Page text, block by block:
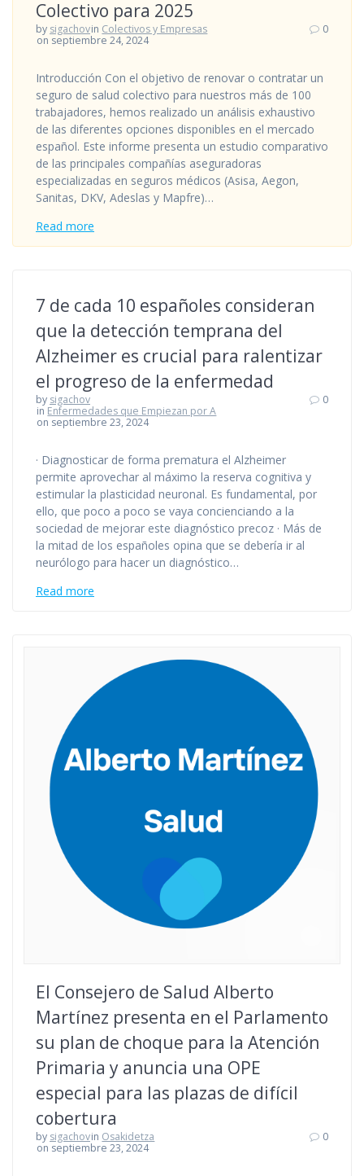
Colectivo para 2025
by sigachovin Colectivos y Empresas
on septiembre 24, 2024
0
Introducción Con el objetivo de renovar o contratar un
seguro de salud colectivo para nuestros más de 100
trabajadores, hemos realizado un análisis exhaustivo
de las diferentes opciones disponibles en el mercado
español. Este informe presenta un estudio comparativo
de las principales compañías aseguradoras
especializadas en seguros médicos (Asisa, Aegon,
Sanitas, DKV, Adeslas y Mapfre)…
Read more
7 de cada 10 españoles consideran
que la detección temprana del
Alzheimer es crucial para ralentizar
el progreso de la enfermedad
by sigachov
in Enfermedades que Empiezan por A
on septiembre 23, 2024
0
· Diagnosticar de forma prematura el Alzheimer
permite aprovechar al máximo la reserva cognitiva y
estimular la plasticidad neuronal. Es fundamental, por
ello, que poco a poco se vaya concienciando a la
sociedad de mejorar este diagnóstico precoz · Más de
la mitad de los españoles opina que se debería ir al
neurólogo para hacer un diagnóstico…
Read more
El Consejero de Salud Alberto
Martínez presenta en el Parlamento
su plan de choque para la Atención
Primaria y anuncia una OPE
especial para las plazas de difícil
cobertura
by sigachovin Osakidetza
on septiembre 23, 2024
0